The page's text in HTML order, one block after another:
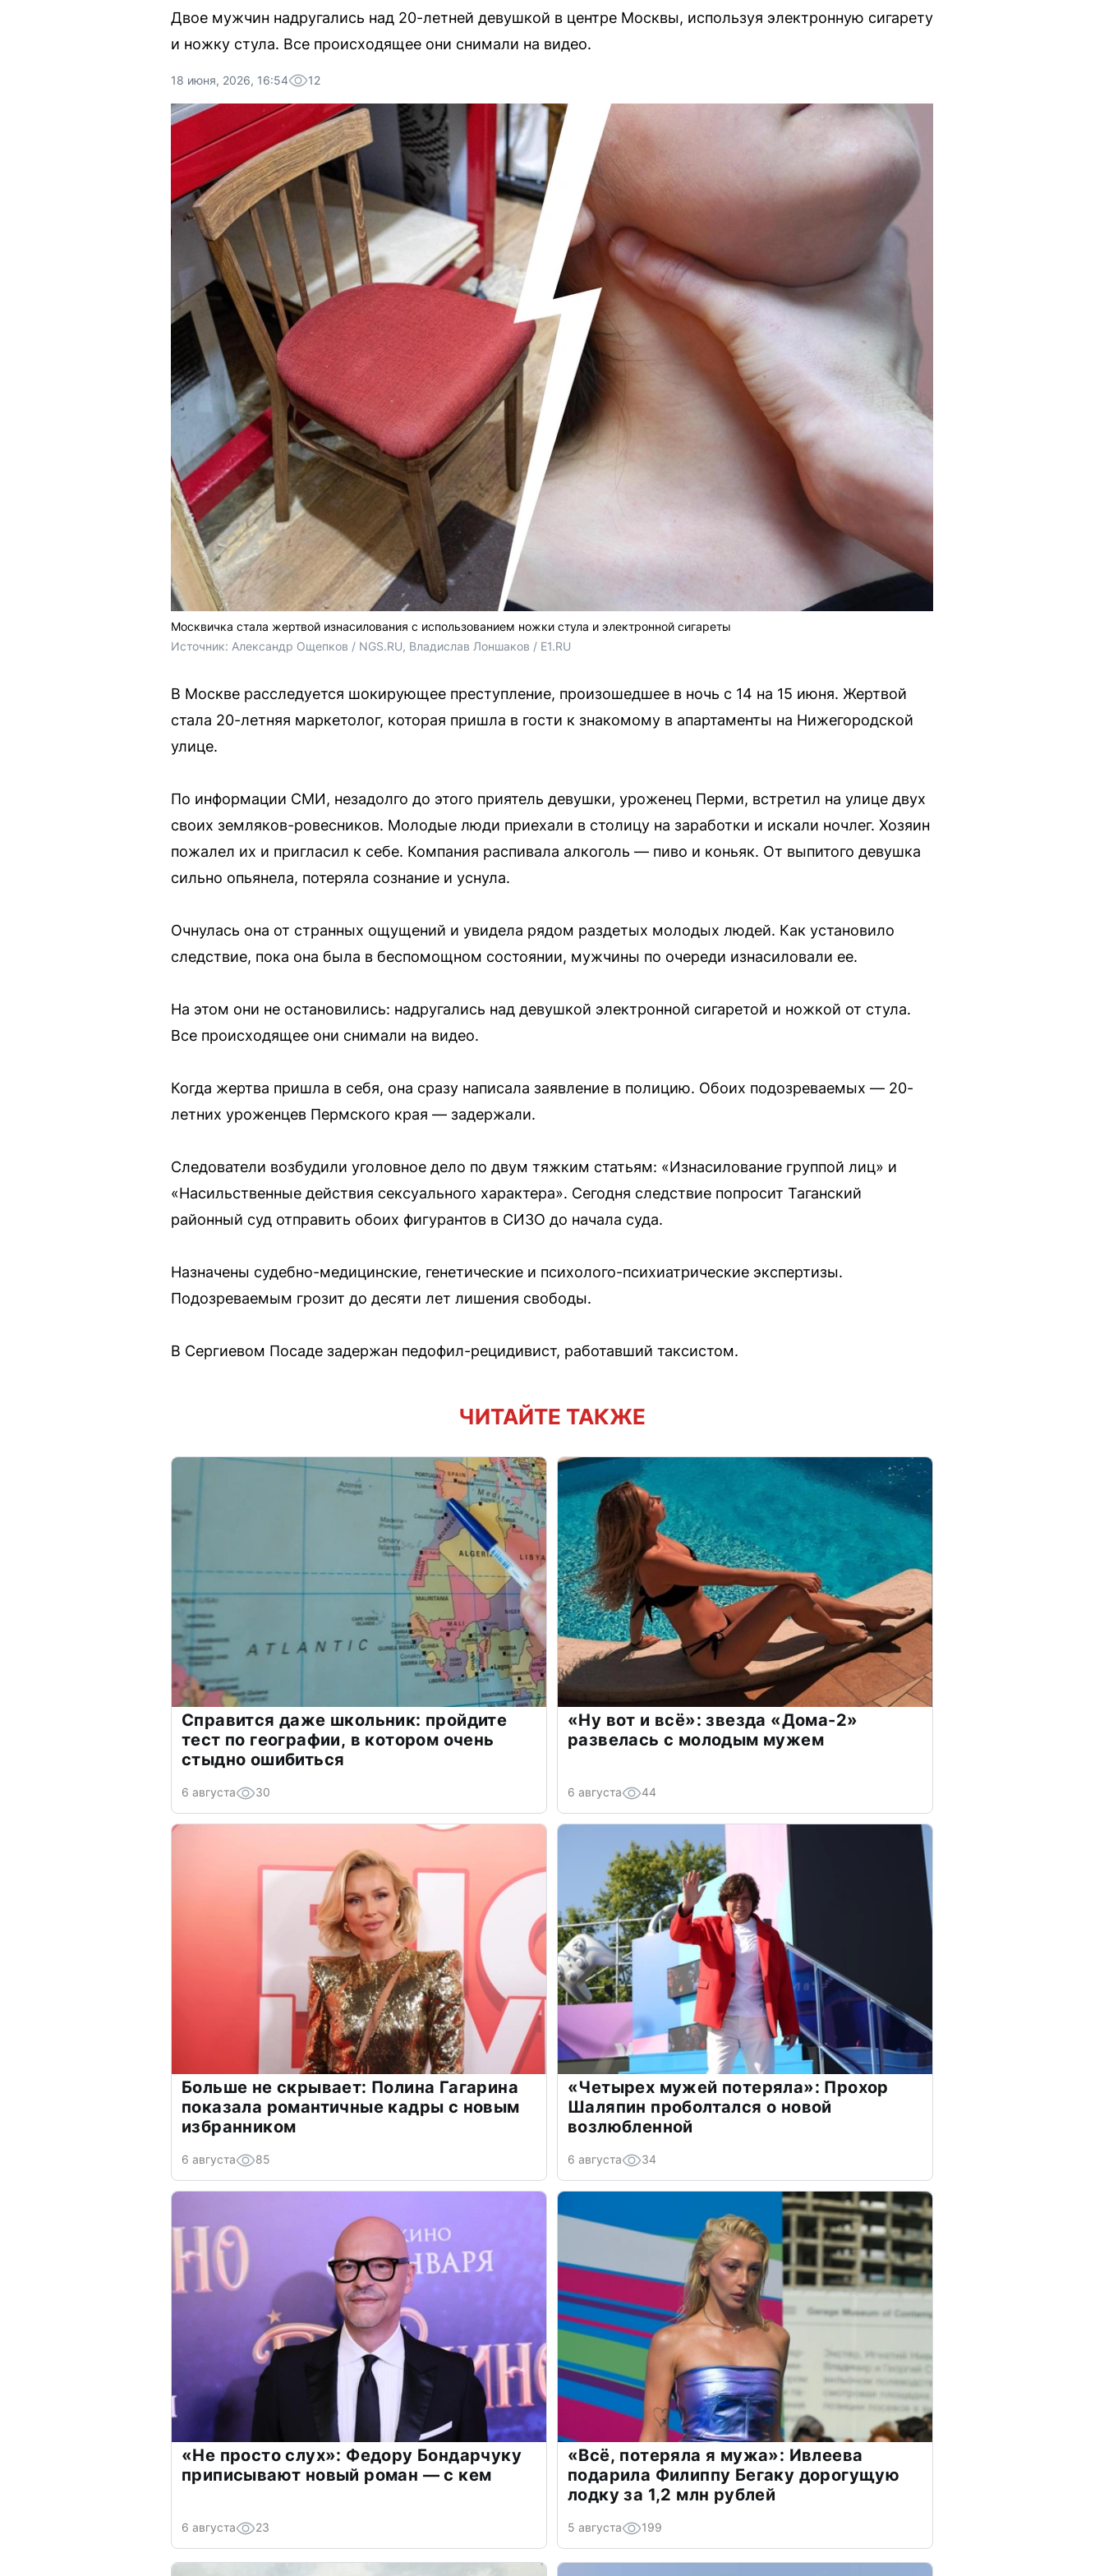
Двое мужчин надругались над 20-летней девушкой в центре Москвы, используя электронную сигарету
и ножку стула. Все происходящее они снимали на видео.
18 июня, 2026, 16:54 12
Москвичка стала жертвой изнасилования с использованием ножки стула и электронной сигареты
Источник: Александр Ощепков / NGS.RU, Владислав Лоншаков / E1.RU
В Москве расследуется шокирующее преступление, произошедшее в ночь с 14 на 15 июня. Жертвой
стала 20-летняя маркетолог, которая пришла в гости к знакомому в апартаменты на Нижегородской
улице.
По информации СМИ, незадолго до этого приятель девушки, уроженец Перми, встретил на улице двух
своих земляков-ровесников. Молодые люди приехали в столицу на заработки и искали ночлег. Хозяин
пожалел их и пригласил к себе. Компания распивала алкоголь — пиво и коньяк. От выпитого девушка
сильно опьянела, потеряла сознание и уснула.
Очнулась она от странных ощущений и увидела рядом раздетых молодых людей. Как установило
следствие, пока она была в беспомощном состоянии, мужчины по очереди изнасиловали ее.
На этом они не остановились: надругались над девушкой электронной сигаретой и ножкой от стула.
Все происходящее они снимали на видео.
Когда жертва пришла в себя, она сразу написала заявление в полицию. Обоих подозреваемых — 20-
летних уроженцев Пермского края — задержали.
Следователи возбудили уголовное дело по двум тяжким статьям: «Изнасилование группой лиц» и
«Насильственные действия сексуального характера». Сегодня следствие попросит Таганский
районный суд отправить обоих фигурантов в СИЗО до начала суда.
Назначены судебно-медицинские, генетические и психолого-психиатрические экспертизы.
Подозреваемым грозит до десяти лет лишения свободы.
В Сергиевом Посаде задержан педофил-рецидивист, работавший таксистом.
ЧИТАЙТЕ ТАКЖЕ
Справится даже школьник: пройдите
тест по географии, в котором очень
стыдно ошибиться
6 августа 30
«Ну вот и всё»: звезда «Дома-2»
развелась с молодым мужем
6 августа 44
Больше не скрывает: Полина Гагарина
показала романтичные кадры с новым
избранником
6 августа 85
«Четырех мужей потеряла»: Прохор
Шаляпин проболтался о новой
возлюбленной
6 августа 34
«Не просто слух»: Федору Бондарчуку
приписывают новый роман — с кем
6 августа 23
«Всё, потеряла я мужа»: Ивлеева
подарила Филиппу Бегаку дорогущую
лодку за 1,2 млн рублей
5 августа 199